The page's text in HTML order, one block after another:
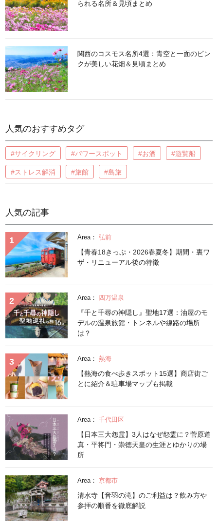
られる名所＆見頃まとめ
関西のコスモス名所4選：青空と一面のピン
クが美しい花畑＆見頃まとめ
人気のおすすめタグ
#サイクリング #パワースポット #お酒 #遊覧船
#ストレス解消 #旅館 #島旅
人気の記事
Area： 弘前
【青春18きっぷ・2026春夏冬】期間・裏ワ
ザ・リニューアル後の特徴
Area： 四万温泉
『千と千尋の神隠し』聖地17選：油屋のモ
デルの温泉旅館・トンネルや線路の場所
は？
Area： 熱海
【熱海の食べ歩きスポット15選】商店街ご
とに紹介＆駐車場マップも掲載
Area： 千代田区
【日本三大怨霊】3人はなぜ怨霊に？菅原道
真・平将門・崇徳天皇の生涯とゆかりの場
所
Area： 京都市
清水寺【音羽の滝】のご利益は？飲み方や
参拝の順番を徹底解説